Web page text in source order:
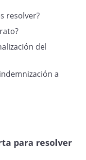
resolver?
del
a
para resolver